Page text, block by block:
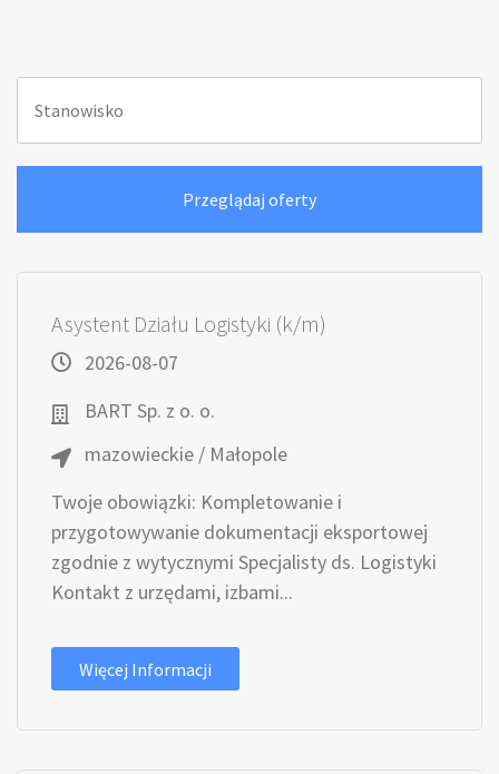
Asystent Działu Logistyki (k/m)
2026-08-07
BART Sp. z o. o.
mazowieckie / Małopole
Twoje obowiązki: Kompletowanie i
przygotowywanie dokumentacji eksportowej
zgodnie z wytycznymi Specjalisty ds. Logistyki
Kontakt z urzędami, izbami...
Więcej Informacji